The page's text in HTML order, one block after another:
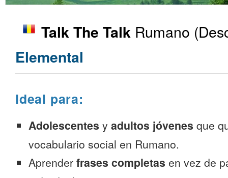
Talk The Talk Rumano
Elemental
Ideal para:
Adolescentes y adultos jóvenes que
vocabulario social en Rumano.
Aprender frases completas en vez de